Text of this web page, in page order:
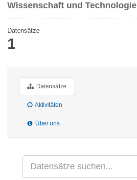
Wissenschaft und Technologie
Datensätze
1
Datensätze
Aktivitäten
Über uns